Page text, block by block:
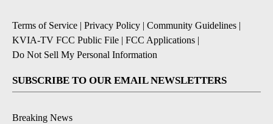
Terms of Service | Privacy Policy | Community Guidelines |
KVIA-TV FCC Public File | FCC Applications |
Do Not Sell My Personal Information
SUBSCRIBE TO OUR EMAIL NEWSLETTERS
Breaking News